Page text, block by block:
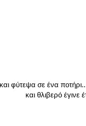
φύτεψα σε ένα ποτήρι..
και θλιβερό έγινε